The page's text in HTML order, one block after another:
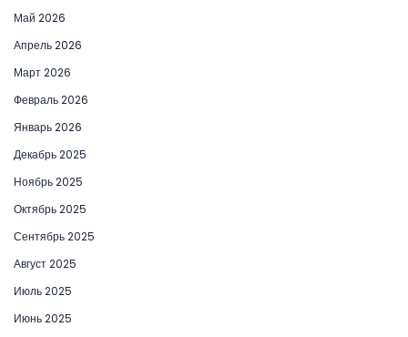
Май 2026
Апрель 2026
Март 2026
Февраль 2026
Январь 2026
Декабрь 2025
Ноябрь 2025
Октябрь 2025
Сентябрь 2025
Август 2025
Июль 2025
Июнь 2025